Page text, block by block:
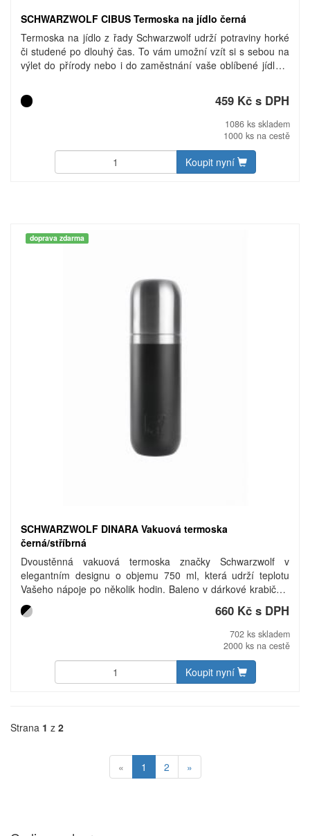
SCHWARZWOLF CIBUS Termoska na jídlo černá
Termoska na jídlo z řady Schwarzwolf udrží potraviny horké
či studené po dlouhý čas. To vám umožní vzít si s sebou na
výlet do přírody nebo i do zaměstnání vaše oblíbené jídlo a
objem 550 ml, je doplněna skládací lžičkou umístěnou v
uzávěru. V létě je výborná na uchování zmrzliny. Snadno se
udržuje a má moderní design. Baleno v dárkové krabičce
Schwarzwolf. Materiál: Nerezová ocel. Rozměr: O 9,5 cm x
16,5 cm. Uhlíková stopa: gCO2 e4352.
459 Kč s DPH
1086 ks skladem
1000 ks na cestě
Koupit nyní
doprava zdarma
SCHWARZWOLF DINARA Vakuová termoska
černá/stříbrná
Dvoustěnná vakuová termoska značky Schwarzwolf v
elegantním designu o objemu 750 ml, která udrží teplotu
Vašeho nápoje po několik hodin. Baleno v dárkové krabičce.
Materiál: nerezová ocel
660 Kč s DPH
702 ks skladem
2000 ks na cestě
Koupit nyní
Strana 1 z 2
« 1 2 »